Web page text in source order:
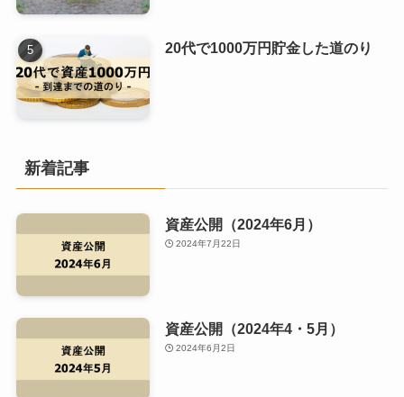
20代で1000万円貯金した道のり
新着記事
資産公開（2024年6月）
2024年7月22日
資産公開（2024年4・5月）
2024年6月2日